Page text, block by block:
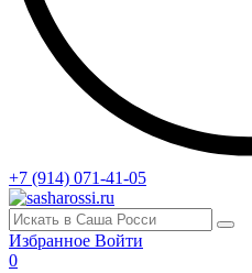
+7 (914) 071-41-05
Избранное Войти
0